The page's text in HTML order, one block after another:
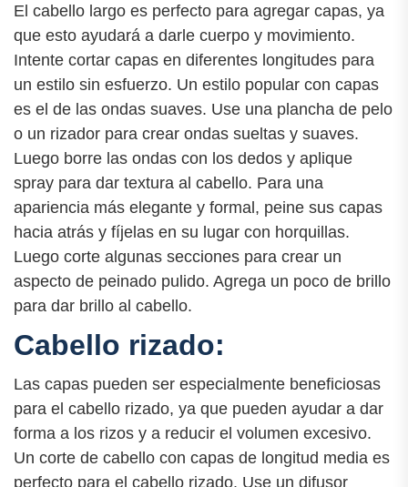
El cabello largo es perfecto para agregar capas, ya
que esto ayudará a darle cuerpo y movimiento.
Intente cortar capas en diferentes longitudes para
un estilo sin esfuerzo. Un estilo popular con capas
es el de las ondas suaves. Use una plancha de pelo
o un rizador para crear ondas sueltas y suaves.
Luego borre las ondas con los dedos y aplique
spray para dar textura al cabello. Para una
apariencia más elegante y formal, peine sus capas
hacia atrás y fíjelas en su lugar con horquillas.
Luego corte algunas secciones para crear un
aspecto de peinado pulido. Agrega un poco de brillo
para dar brillo al cabello.
Cabello rizado:
Las capas pueden ser especialmente beneficiosas
para el cabello rizado, ya que pueden ayudar a dar
forma a los rizos y a reducir el volumen excesivo.
Un corte de cabello con capas de longitud media es
perfecto para el cabello rizado. Use un difusor